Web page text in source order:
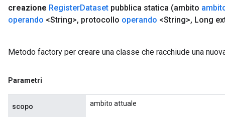
creazione RegisterDataset pubblica statica (ambito
operando <String>, protocollo operando <String>, Long
Metodo factory per creare una classe che racchiude una
Parametri
scopo ambito attuale